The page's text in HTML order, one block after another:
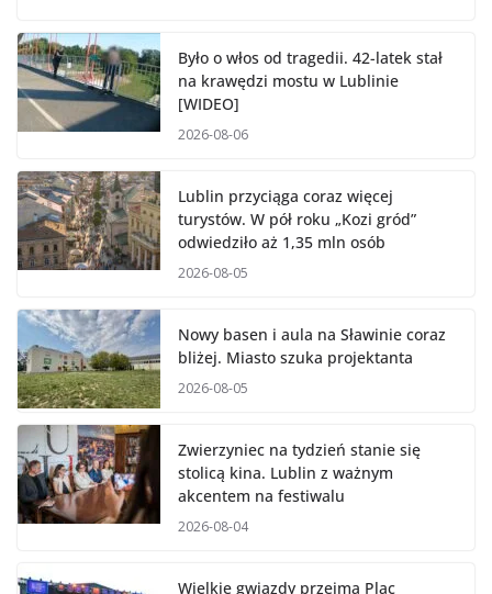
Było o włos od tragedii. 42-latek stał
na krawędzi mostu w Lublinie
[WIDEO]
2026-08-06
Lublin przyciąga coraz więcej
turystów. W pół roku „Kozi gród”
odwiedziło aż 1,35 mln osób
2026-08-05
Nowy basen i aula na Sławinie coraz
bliżej. Miasto szuka projektanta
2026-08-05
Zwierzyniec na tydzień stanie się
stolicą kina. Lublin z ważnym
akcentem na festiwalu
2026-08-04
Wielkie gwiazdy przejmą Plac